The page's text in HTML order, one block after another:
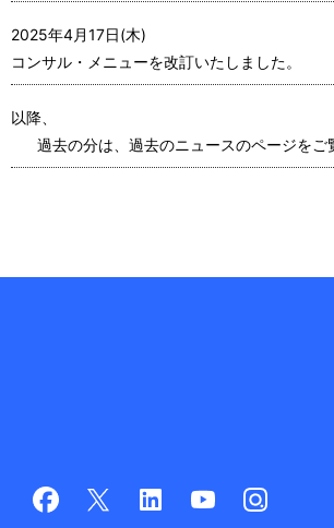
2025年4月17日(木)
コンサル・メニューを改訂いたしました。
以降、
過去の分は、過去のニュースのページをご